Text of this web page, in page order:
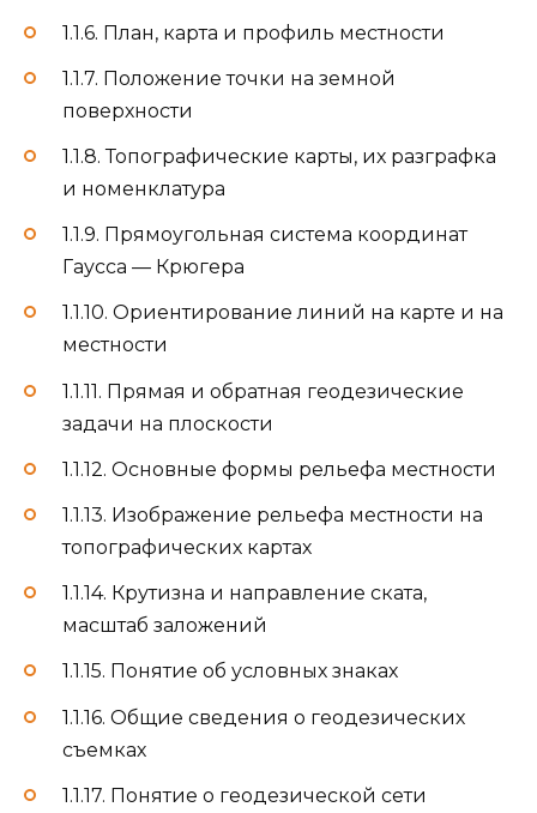
1.1.6. План, карта и профиль местности
1.1.7. Положение точки на земной
поверхности
1.1.8. Топографические карты, их разграфка
и номенклатура
1.1.9. Прямоугольная система координат
Гаусса — Крюгера
1.1.10. Ориентирование линий на карте и на
местности
1.1.11. Прямая и обратная геодезические
задачи на плоскости
1.1.12. Основные формы рельефа местности
1.1.13. Изображение рельефа местности на
топографических картах
1.1.14. Крутизна и направление ската,
масштаб заложений
1.1.15. Понятие об условных знаках
1.1.16. Общие сведения о геодезических
съемках
1.1.17. Понятие о геодезической сети